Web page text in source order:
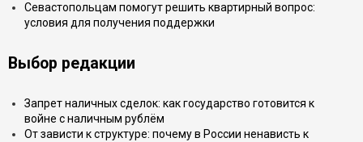
Севастопольцам помогут решить квартирный вопрос:
условия для получения поддержки
Выбор редакции
Запрет наличных сделок: как государство готовится к
войне с наличным рублём
От зависти к структуре: почему в России ненависть к